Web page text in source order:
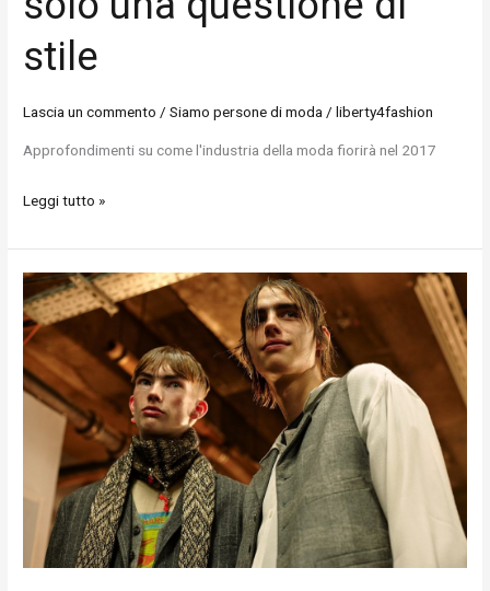
stile
Lascia un commento /Siamo persone di moda /liberty4fashion
Approfondimenti su come l'industria della moda fiorirà nel 2017
Leggi tutto »
Questa
è
l'Inghilterra